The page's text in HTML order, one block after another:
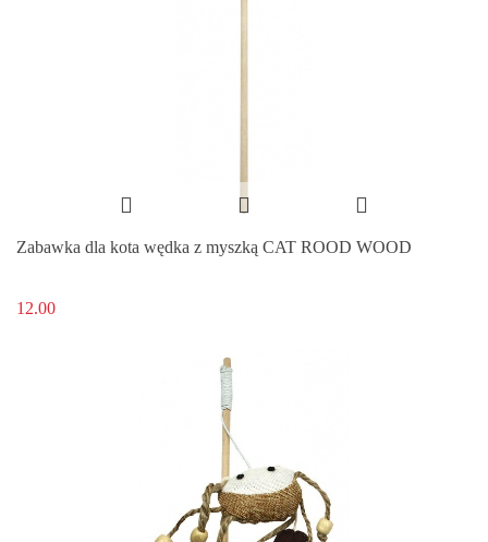
Zabawka dla kota wędka z myszką CAT ROOD WOOD
12.00